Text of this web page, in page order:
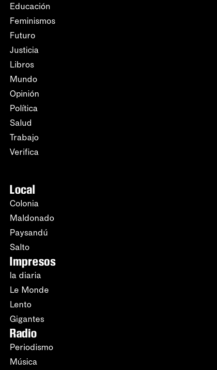
Educación
Feminismos
Futuro
Justicia
Libros
Mundo
Opinión
Política
Salud
Trabajo
Verifica
Local
Colonia
Maldonado
Paysandú
Salto
Impresos
la diaria
Le Monde
Lento
Gigantes
Radio
Periodismo
Música